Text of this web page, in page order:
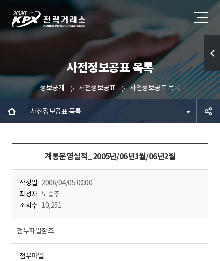
사전정보공표 목록
정보공개 사전정보공표 사전정보공표 목록
사전정보공표 목록
계통운영실적_2005년/06년1월/06년2월
작성일 2006/04/05 00:00
작성자 노승주
조회수 10,251
첨부파일참조
첨부파일
퀵메
뉴 열
기